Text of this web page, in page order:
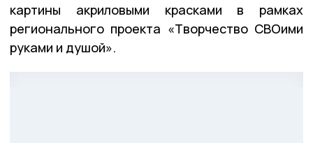
картины акриловыми красками в рамках
регионального проекта «Творчество СВОими
руками и душой».